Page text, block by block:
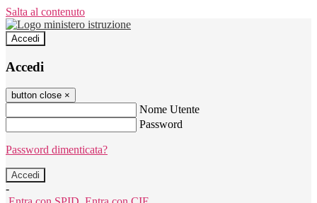
Salta al contenuto
Accedi
Accedi
button close ×
Nome Utente
Password
Password dimenticata?
-